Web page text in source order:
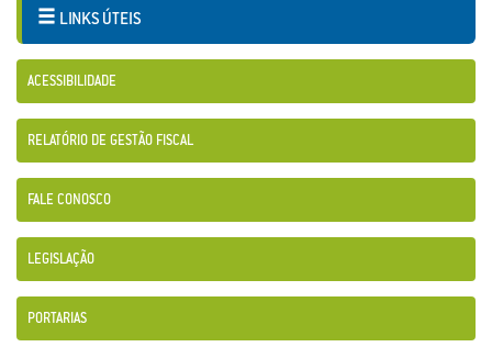
LINKS ÚTEIS
ACESSIBILIDADE
RELATÓRIO DE GESTÃO FISCAL
FALE CONOSCO
LEGISLAÇÃO
PORTARIAS